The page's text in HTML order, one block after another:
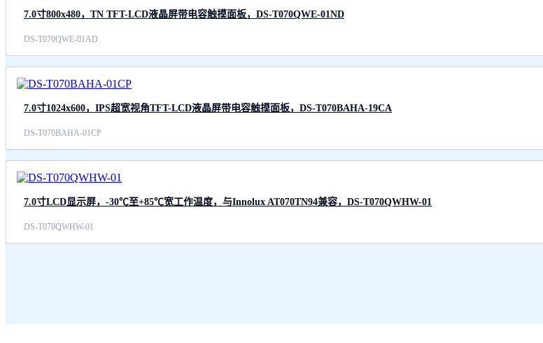
7.0寸800x480，TN TFT-LCD液晶屏带电容触摸面板，DS-T070QWE-01ND
DS-T070QWE-01AD
7.0寸1024x600，IPS超宽视角TFT-LCD液晶屏带电容触摸面板，DS-T070BAHA-19CA
DS-T070BAHA-01CP
7.0寸LCD显示屏，-30℃至+85℃宽工作温度，与Innolux AT070TN94兼容，DS-T070QWHW-01
DS-T070QWHW-01